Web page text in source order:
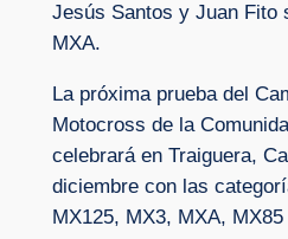
Jesús Santos y Juan Fito
MXA.
La próxima prueba del
Motocross de la
celebrará en Traiguera,
diciembre con las
MX125, MX3, MXA,